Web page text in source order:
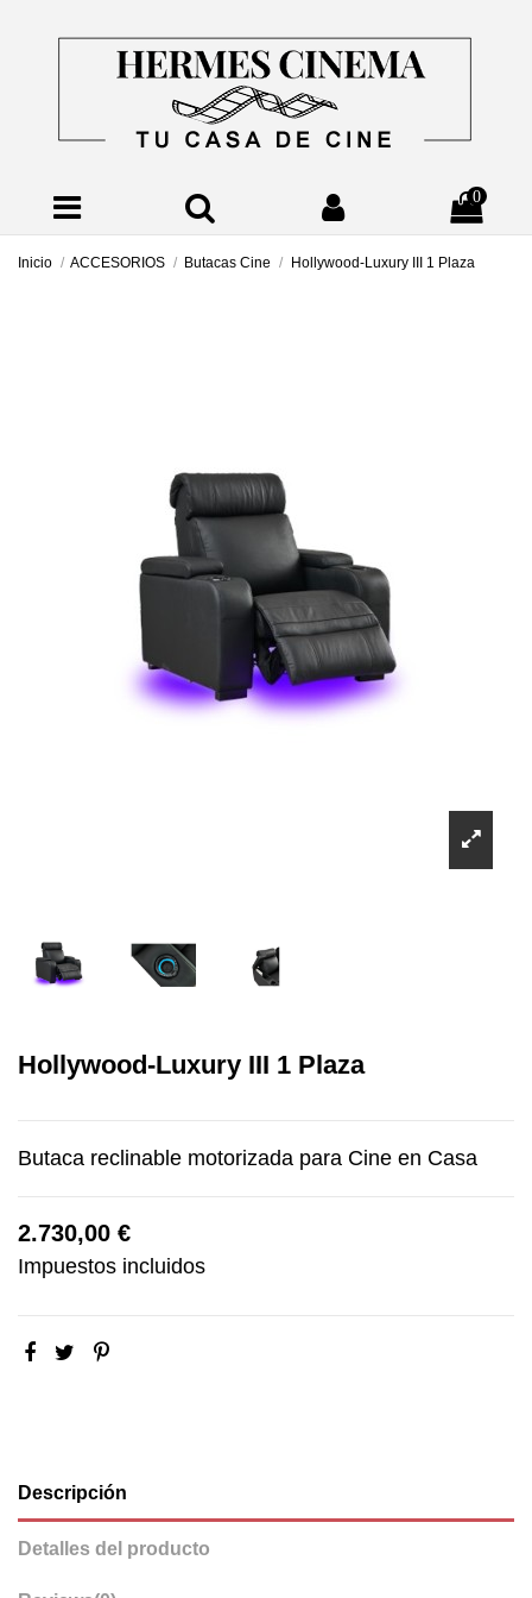
0
Inicio ACCESORIOS Butacas Cine Hollywood-Luxury III 1 Plaza
Hollywood-Luxury III 1 Plaza
Butaca reclinable motorizada para Cine en Casa
2.730,00 €
Impuestos incluidos
Descripción
Detalles del producto